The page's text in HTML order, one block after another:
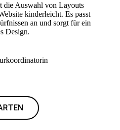
die Auswahl von Layouts
kinderleicht. Es passt
an und sorgt für ein
Design.